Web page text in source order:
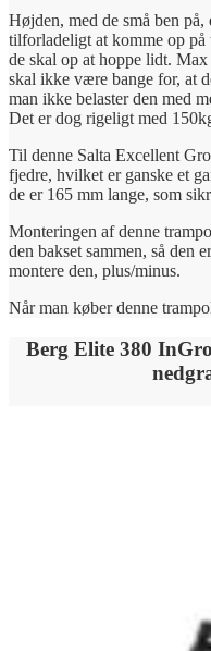
Højden, med de små ben
tilforladeligt at komme op
de skal op at hoppe lidt.
skal ikke være bange for, at
man ikke belaster den med
Det er dog rigeligt med
Til denne Salta Excellent
fjedre, hvilket er ganske et
de er 165 mm lange, som
Monteringen af denne
den bakset sammen, så den
montere den, plus/minus.
Når man køber denne
Berg Elite 380